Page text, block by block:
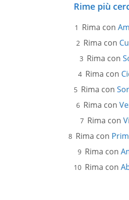
Rime più
Rima con
Rima con
Rima con
Rima con
Rima con
Rima con
Rima con
Rima con
Rima con
Rima con